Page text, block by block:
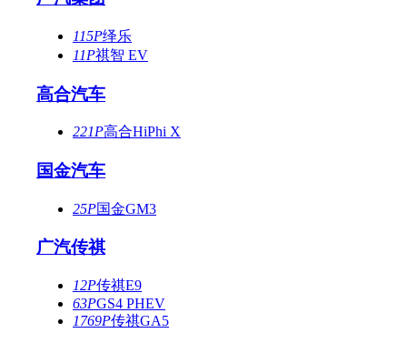
115P绎乐
11P祺智 EV
高合汽车
221P高合HiPhi X
国金汽车
25P国金GM3
广汽传祺
12P传祺E9
63PGS4 PHEV
1769P传祺GA5